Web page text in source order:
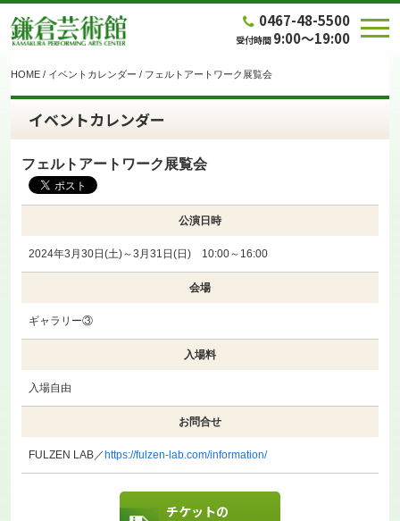
0467-48-5500
受付時間 9:00～19:00
HOME / イベントカレンダー / フェルトアートワーク展覧会
チケットの
イベントカレンダー
フェルトアートワーク展覧会
公演日時
2024年3月30日(土)～3月31日(日) 10:00～16:00
会場
ギャラリー③
入場料
入場自由
お問合せ
FULZEN LAB／ https://fulzen-lab.com/information/